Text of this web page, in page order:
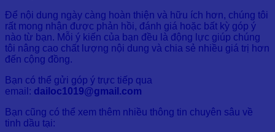
Để nội dung ngày càng hoàn thiện và hữu ích hơn, chúng tôi
rất mong nhận được phản hồi, đánh giá hoặc bất kỳ góp ý
nào từ bạn. Mỗi ý kiến của bạn đều là động lực giúp chúng
tôi nâng cao chất lượng nội dung và chia sẻ nhiều giá trị hơn
đến cộng đồng.
Bạn có thể gửi góp ý trực tiếp qua
email: dailoc1019@gmail.com
Bạn cũng có thể xem thêm nhiều thông tin chuyên sâu về
tinh dầu tại: